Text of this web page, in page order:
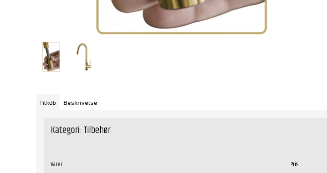
Tilkøb Beskrivelse
Kategori: Tilbehør
Varer Pris